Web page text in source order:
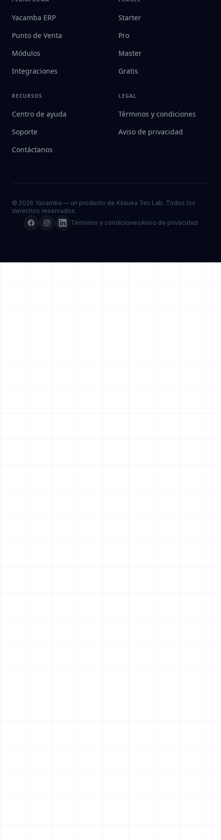
Yacamba ERP
Punto de Venta
Módulos
Integraciones
Starter
Pro
Master
Gratis
RECURSOS
Centro de ayuda
Soporte
Contáctanos
LEGAL
Términos y condiciones
Aviso de privacidad
© 2026 Yacamba — un producto de Kilauea Tec Lab. Todos los
derechos reservados.
Términos y condicionesAviso de privacidad